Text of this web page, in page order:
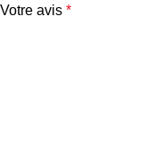
Votre avis *